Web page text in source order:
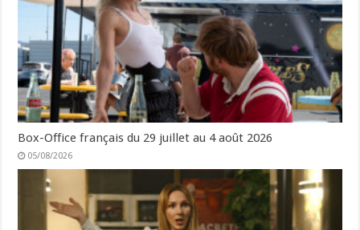
Box-Office français du 29 juillet au 4 août 2026
05/08/2026